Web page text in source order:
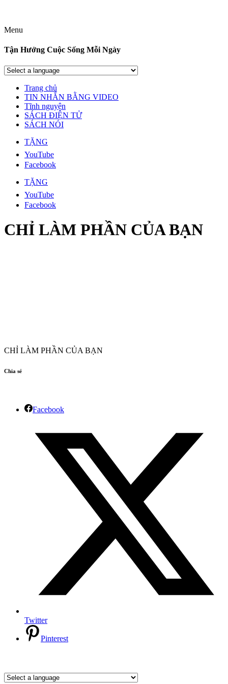
Menu
Tận Hưởng Cuộc Sống Mỗi Ngày
Trang chủ
TIN NHẮN BẰNG VIDEO
Tĩnh nguyện
SÁCH ĐIỆN TỬ
SÁCH NÓI
TẶNG
YouTube
Facebook
TẶNG
YouTube
Facebook
CHỈ LÀM PHẦN CỦA BẠN
CHỈ LÀM PHẦN CỦA BẠN
Chia sẻ
Facebook
Twitter
Pinterest